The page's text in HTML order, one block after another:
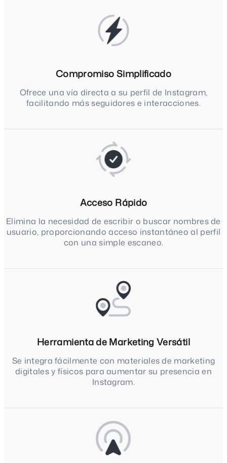
Compromiso Simplificado
Ofrece una vía directa a su perfil de Instagram,
facilitando más seguidores e interacciones.
Acceso Rápido
Elimina la necesidad de escribir o buscar nombres de
usuario, proporcionando acceso instantáneo al perfil
con una simple escaneo.
Herramienta de Marketing Versátil
Se integra fácilmente con materiales de marketing
digitales y físicos para aumentar su presencia en
Instagram.